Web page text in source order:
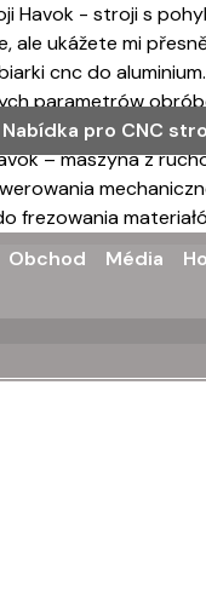
Nabídka pro CNC
Havok - stroji s
ale ukážete mi
cnc do
parametrów
Maszyna CNC o
– maszyna z
frezowania
Obchod Média